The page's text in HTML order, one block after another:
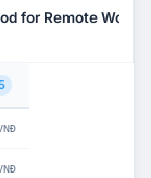
for Remote Work?